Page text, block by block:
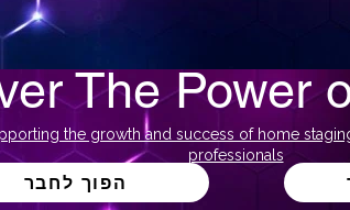
The Power
the growth and success of home
professionals
הפוך לחבר